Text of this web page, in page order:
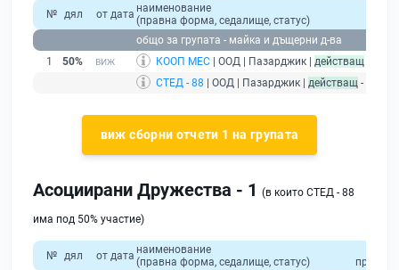
№ дял от дата наименование
(правна форма, седалище, статус)
общо за групата - майка и дъщерни д-ва
1
50% КООП МЕС | ООД | Пазарджик | действащ
СТЕД - 88 | ООД | Пазарджик | действащ -
виж сборни отчети 1 на групата
Асоциирани Дружества - 1 (в които СТЕД - 88
има под 50% участие)
№ дял от дата наименование
(правна форма, седалище, статус)
приходи